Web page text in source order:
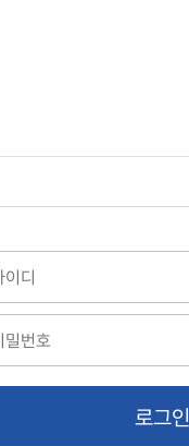
로그인